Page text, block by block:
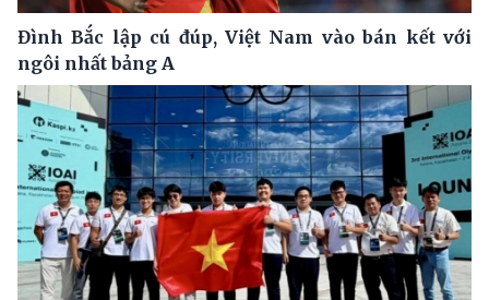
Đình Bắc lập cú đúp, Việt Nam vào bán kết với
ngôi nhất bảng A